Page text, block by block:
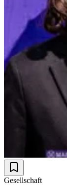
Gesellschaft